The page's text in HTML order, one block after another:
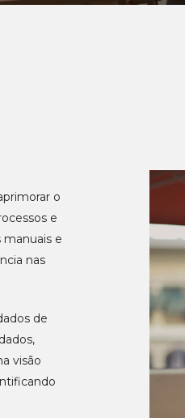
o
e
e
nas
de
visão